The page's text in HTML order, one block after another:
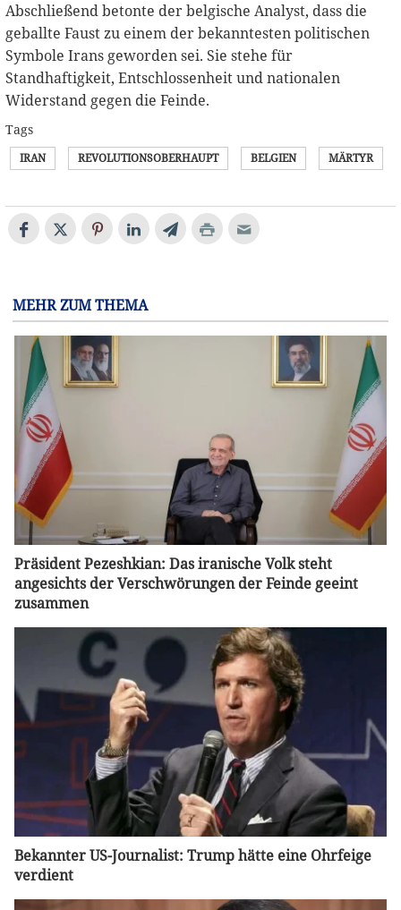
Abschließend betonte der belgische Analyst, dass die
geballte Faust zu einem der bekanntesten politischen
Symbole Irans geworden sei. Sie stehe für
Standhaftigkeit, Entschlossenheit und nationalen
Widerstand gegen die Feinde.
Tags
IRAN REVOLUTIONSOBERHAUPT BELGIEN MÄRTYR
MEHR ZUM THEMA
Präsident Pezeshkian: Das iranische Volk steht
angesichts der Verschwörungen der Feinde geeint
zusammen
Bekannter US-Journalist: Trump hätte eine Ohrfeige
verdient